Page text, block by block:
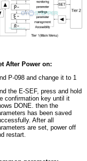
After Power on:
P-098 and change it to 1
the E-SEF, press and hold
confirmation key until it
DONE. then the
has been saved
After all
are set, power off
restart.